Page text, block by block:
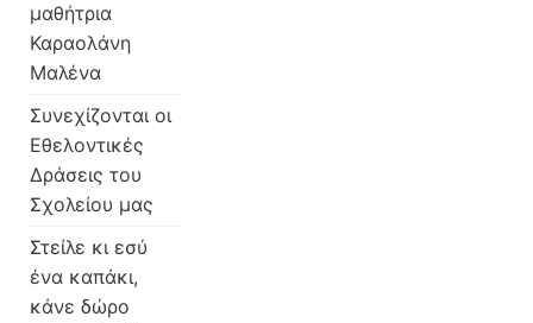
μαθήτρια
Καραολάνη
Μαλένα
Συνεχίζονται οι
Εθελοντικές
Δράσεις του
Σχολείου μας
Στείλε κι εσύ
ένα καπάκι,
κάνε δώρο